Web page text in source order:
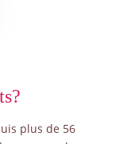
plus de 56